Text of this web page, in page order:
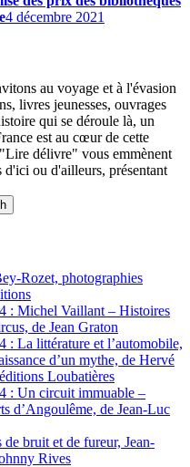
4 décembre 2021
au voyage et à l'évasion
livres jeunesses, ouvrages
qui se déroule là, un
est au cœur de cette
délivre" vous emmènent
d'ici ou d'ailleurs, présentant
Rozet, photographies
: Michel Vaillant – Histoires
de Jean Graton
: La littérature et l’automobile,
d’un mythe, de Hervé
Loubatières
: Un circuit immuable –
d’Angoulême, de Jean-Luc
bruit et de fureur, Jean-
Rives